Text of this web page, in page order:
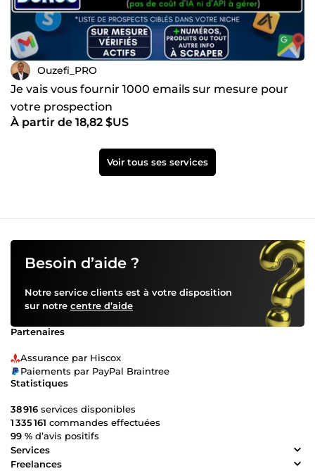
Ouzefi_PRO
Je vais vous fournir 1000 emails sur mesure pour
votre prospection
À partir de 18,82 $US
Voir tous ses services
Besoin d’aide ?
Notre service clients est à votre disposition
sur notre centre d’aide
Partenaires
Assurance par Hiscox
Paiements par PayPal Braintree
Statistiques
38 916 services disponibles
1 335 161 commandes effectuées
99 % d’avis positifs
Services
Freelances